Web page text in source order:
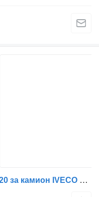
Пневматски вентил 9750010020 за камион IVECO EuroCargo I-III | 91 - 15